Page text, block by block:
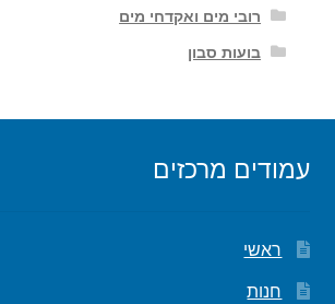
רובי מים ואקדחי מים
בועות סבון
עמודים מרכזים
ראשי
חנות